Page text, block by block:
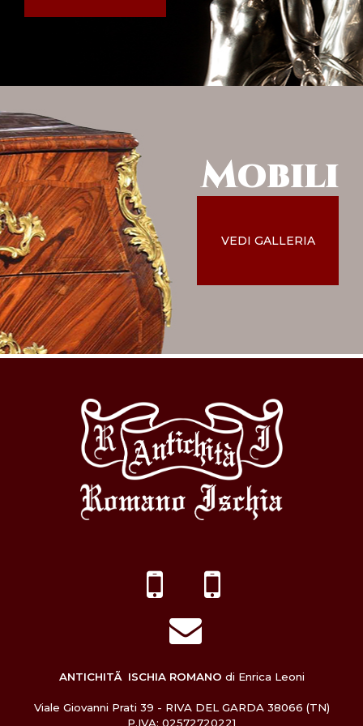
Mobili
VEDI GALLERIA
ANTICHITÃ ISCHIA ROMANO di Enrica Leoni
Viale Giovanni Prati 39 - RIVA DEL GARDA 38066 (TN)
P.IVA: 02572720221